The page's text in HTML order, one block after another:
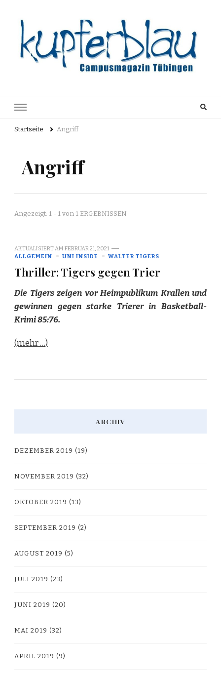
Archiv
Startseite Angriff
Angriff
Angezeigt: 1 - 1 von 1 ERGEBNISSEN
AKTUALISIERT AM FEBRUAR 21, 2021
ALLGEMEIN
UNI INSIDE WALTER TIGERS
Thriller: Tigers gegen Trier
Die Tigers zeigen vor Heimpublikum Krallen und
gewinnen gegen starke Trierer in Basketball-
Krimi 85:76.
(mehr …)
ARCHIV
DEZEMBER 2019 (19)
NOVEMBER 2019 (32)
OKTOBER 2019 (13)
SEPTEMBER 2019 (2)
AUGUST 2019 (5)
JULI 2019 (23)
JUNI 2019 (20)
MAI 2019 (32)
APRIL 2019 (9)